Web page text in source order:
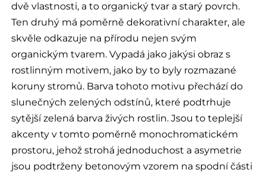
dvě vlastnosti, a to organický tvar a starý povrch.
Ten druhý má poměrně dekorativní charakter, ale
skvěle odkazuje na přírodu nejen svým
organickým tvarem. Vypadá jako jakýsi obraz s
rostlinným motivem, jako by to byly rozmazané
koruny stromů. Barva tohoto motivu přechází do
slunečných zelených odstínů, které podtrhuje
sytější zelená barva živých rostlin. Jsou to teplejší
akcenty v tomto poměrně monochromatickém
prostoru, jehož strohá jednoduchost a asymetrie
jsou podtrženy betonovým vzorem na spodní části